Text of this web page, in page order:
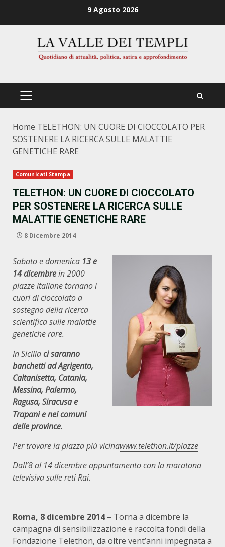
9 Agosto 2026
PRIMÄRES
Home TELETHON: UN CUORE DI CIOCCOLATO PER
SOSTENERE LA RICERCA SULLE MALATTIE
GENETICHE RARE
Comunicati Stampa
TELETHON: UN CUORE DI CIOCCOLATO
PER SOSTENERE LA RICERCA SULLE
MALATTIE GENETICHE RARE
8 Dicembre 2014
Sabato e domenica 13 e
14 dicembrein 2000
piazze italiane tornano i
cuori di cioccolato a
sostegno della ricerca
scientifica sulle malattie
genetiche rare.
In Siciliaci saranno
banchetti ad Agrigento,
Caltanisetta, Catania,
Messina, Palermo,
Ragusa, Siracusa e
Trapani e nei comuni
delle province.
Per trovare la piazza più vicinawww.telethon.it/piazze
Dall’8 al 14 dicembre appuntamento con la maratona
televisiva sulle reti Rai.
Roma, 8 dicembre 2014– Torna a dicembre la
campagna di sensibilizzazione e raccolta fondi della
Fondazione Telethon, da oltre vent’anni impegnata a